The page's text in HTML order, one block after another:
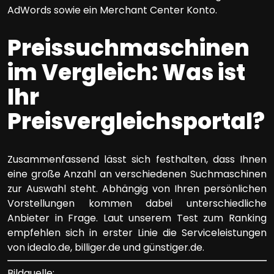
AdWords sowie ein Merchant Center Konto.
Preissuchmaschinen
im Vergleich: Was ist
Ihr
Preisvergleichsportal?
Zusammenfassend lässt sich festhalten, dass Ihnen
eine große Anzahl an verschiedenen Suchmaschinen
zur Auswahl steht. Abhängig von Ihren persönlichen
Vorstellungen kommen dabei unterschiedliche
Anbieter in Frage. Laut unserem Test zum Ranking
empfehlen sich in erster Linie die Serviceleistungen
von idealo.de, billiger.de und günstiger.de.